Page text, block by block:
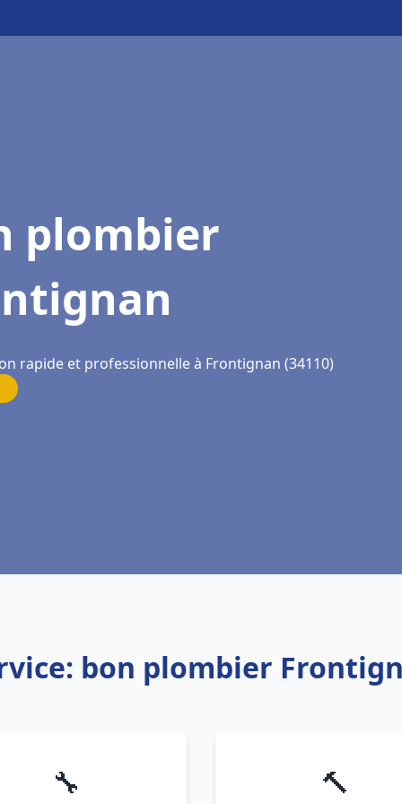
plombier
rapide et professionnelle à Frontignan (34110)
bon plombier
🔧 🔨